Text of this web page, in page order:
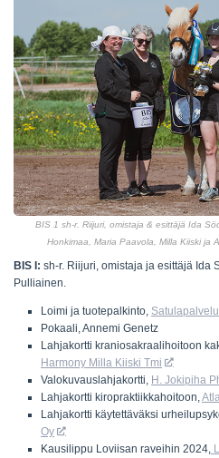
BIS 1 sh-r. Riijuri, omistaja & esittäjä Ida
Honkimaa, Maria Paavola, Milla Kiiski ja
BIS I: sh-r. Riijuri, omistaja ja esittäjä Ida
Pulliainen.
Loimi ja tuotepalkinto,
Pokaali, Annemi Genetz
Lahjakortti kraniosakraalihoitoon
Harmony Milla Kiiski Tmi
Valokuvauslahjakortti, H. Jokipiha
Lahjakortti kiropraktiikkahoitoon,
Lahjakortti käytettäväksi
Oy
Kausilippu Loviisan raveihin 2024,